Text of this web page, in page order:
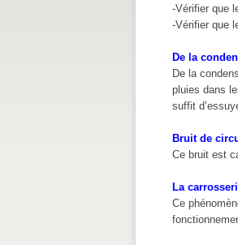
-Vérifier que
-Vérifier que
De la
De la
pluies dans
suffit
Bruit de
Ce bruit est
La
Ce